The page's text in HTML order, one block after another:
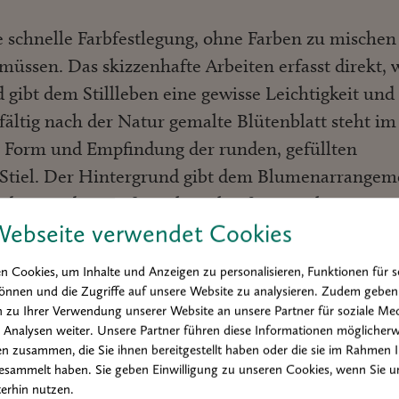
verwendet Cookies
Cookies, um Inhalte und Anzeigen zu personalisieren, Funktionen für
und die Zugriffe auf unsere Website zu analysieren. Zudem
Ihrer Verwendung unserer Website an unsere Partner für soziale
weiter. Unsere Partner führen diese Informationen
zusammen, die Sie ihnen bereitgestellt haben oder die sie im Rahmen
haben. Sie geben Einwilligung zu unseren Cookies, wenn Sie
nutzen.
Farbfestlegung, ohne Farben zu mischen
Das skizzenhafte Arbeiten erfasst direkt,
gibt dem Stillleben eine gewisse Leichtigkeit und
nach der Natur gemalte Blütenblatt steht im
und Empfindung der runden, gefüllten
Der Hintergrund gibt dem
an den weißen Blütenköpfen zu erkennen
herausgearbeitet werden.
Striche des Ölpastells mit dem Pinsel, ein
partienweise vermalt – und der
Die Ölfarbe schafft schließlich eine farbliche
und akzentuiert. Sie setzt dort
sind, und gibt dem Sujet Volumen und